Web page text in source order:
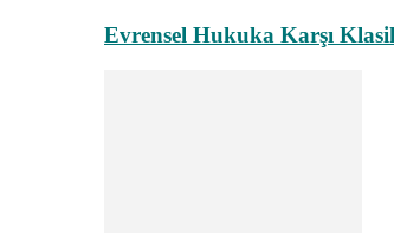
Evrensel Hukuka Karşı